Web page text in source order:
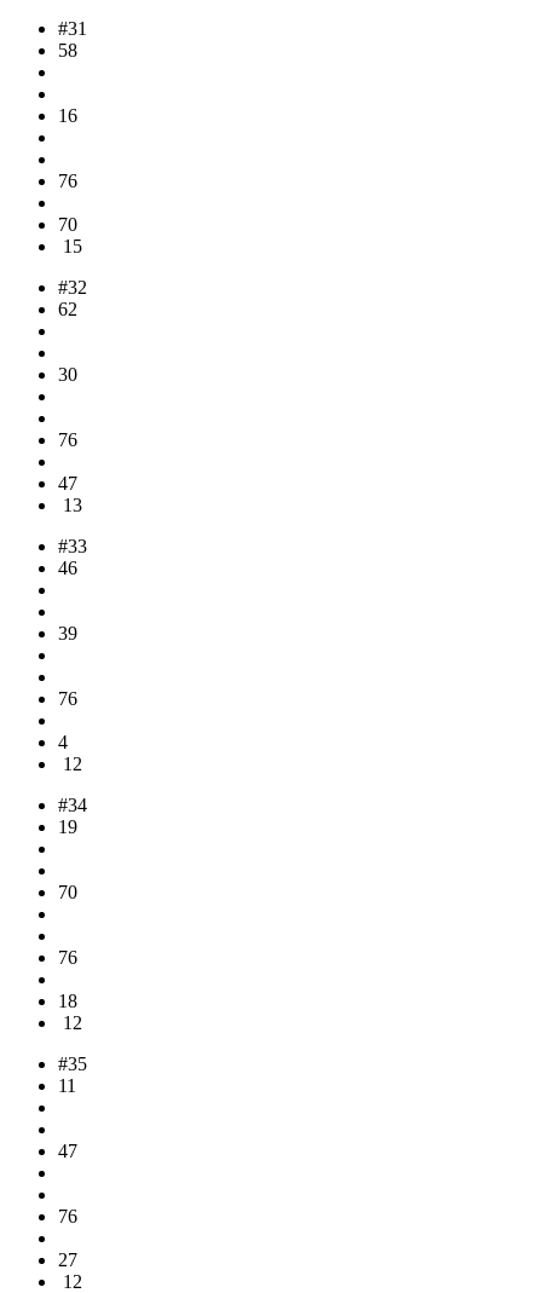
#31
58
16
76
70
15
#32
62
30
76
47
13
#33
46
39
76
4
12
#34
19
70
76
18
12
#35
11
47
76
27
12